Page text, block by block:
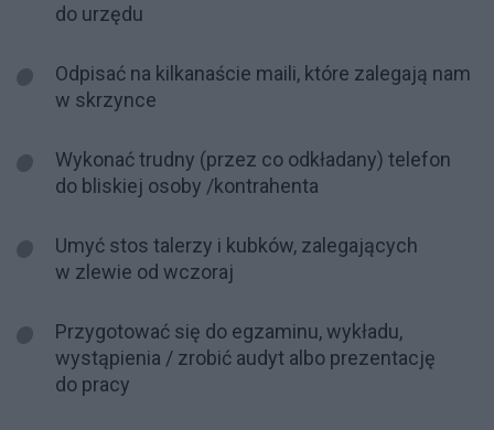
do urzędu
Odpisać na kilkanaście maili, które zalegają nam
w skrzynce
Wykonać trudny (przez co odkładany) telefon
do bliskiej osoby /kontrahenta
Umyć stos talerzy i kubków, zalegających
w zlewie od wczoraj
Przygotować się do egzaminu, wykładu,
wystąpienia / zrobić audyt albo prezentację
do pracy